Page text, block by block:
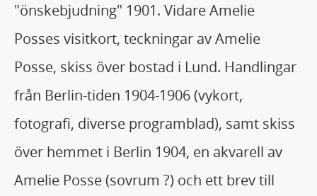
"önskebjudning" 1901. Vidare Amelie
Posses visitkort, teckningar av Amelie
Posse, skiss över bostad i Lund. Handlingar
från Berlin-tiden 1904-1906 (vykort,
fotografi, diverse programblad), samt skiss
över hemmet i Berlin 1904, en akvarell av
Amelie Posse (sovrum ?) och ett brev till